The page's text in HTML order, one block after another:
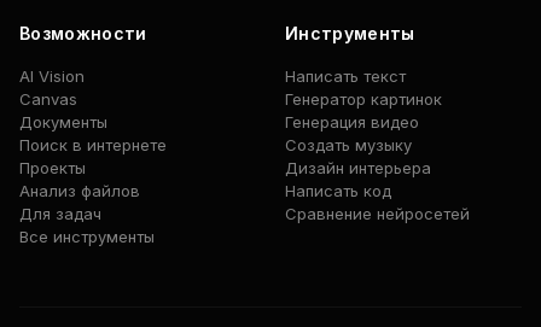
Возможности
AI Vision
Canvas
Документы
Поиск в интернете
Проекты
Анализ файлов
Для задач
Все инструменты
Инструменты
Написать текст
Генератор картинок
Генерация видео
Создать музыку
Дизайн интерьера
Написать код
Сравнение нейросетей